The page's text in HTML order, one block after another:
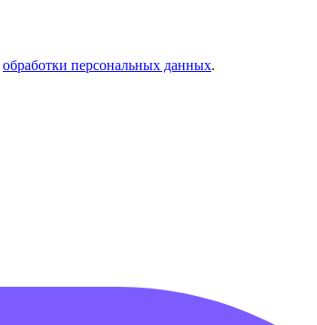
обработки персональных данных.